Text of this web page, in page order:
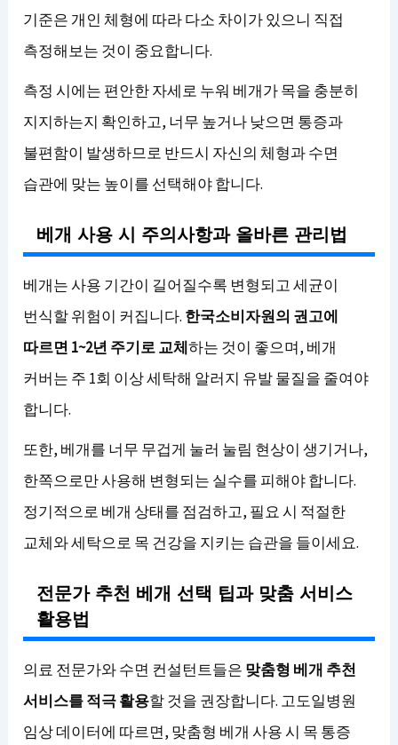
기준은 개인 체형에 따라 다소 차이가 있으니 직접
측정해보는 것이 중요합니다.
측정 시에는 편안한 자세로 누워 베개가 목을 충분히
지지하는지 확인하고, 너무 높거나 낮으면 통증과
불편함이 발생하므로 반드시 자신의 체형과 수면
습관에 맞는 높이를 선택해야 합니다.
베개 사용 시 주의사항과 올바른 관리법
베개는 사용 기간이 길어질수록 변형되고 세균이
번식할 위험이 커집니다. 한국소비자원의 권고에
따르면 1~2년 주기로 교체하는 것이 좋으며, 베개
커버는 주 1회 이상 세탁해 알러지 유발 물질을 줄여야
합니다.
또한, 베개를 너무 무겁게 눌러 눌림 현상이 생기거나,
한쪽으로만 사용해 변형되는 실수를 피해야 합니다.
정기적으로 베개 상태를 점검하고, 필요 시 적절한
교체와 세탁으로 목 건강을 지키는 습관을 들이세요.
전문가 추천 베개 선택 팁과 맞춤 서비스
활용법
의료 전문가와 수면 컨설턴트들은 맞춤형 베개 추천
서비스를 적극 활용할 것을 권장합니다. 고도일병원
임상 데이터에 따르면, 맞춤형 베개 사용 시 목 통증